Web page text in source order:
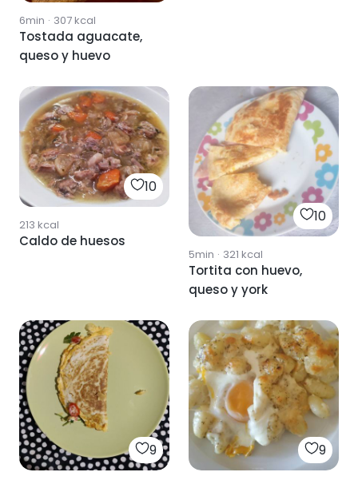
6min · 307kcal
Tostada aguacate,
queso y huevo
10
213 kcal
Caldo de huesos
10
5min · 321 kcal
Tortita con huevo,
queso y york
9 9